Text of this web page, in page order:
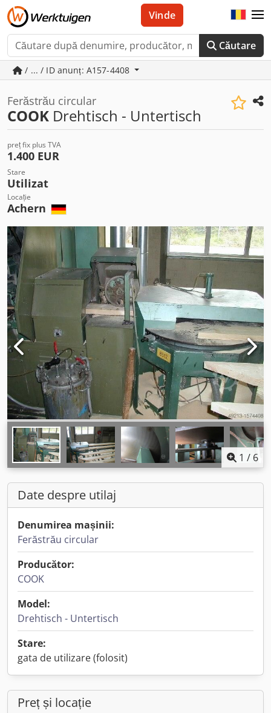
Căutare
Vinde
/ ... / ID anunț: A157-4408
Ferăstrău circular
COOK Drehtisch - Untertisch
preț fix plus TVA
1.400 EUR
Stare
Utilizat
Locație
Achern
1 / 6
Date despre utilaj
Denumirea mașinii:
Ferăstrău circular
Producător:
COOK
Model:
Drehtisch - Untertisch
Stare:
gata de utilizare (folosit)
Preț și locație